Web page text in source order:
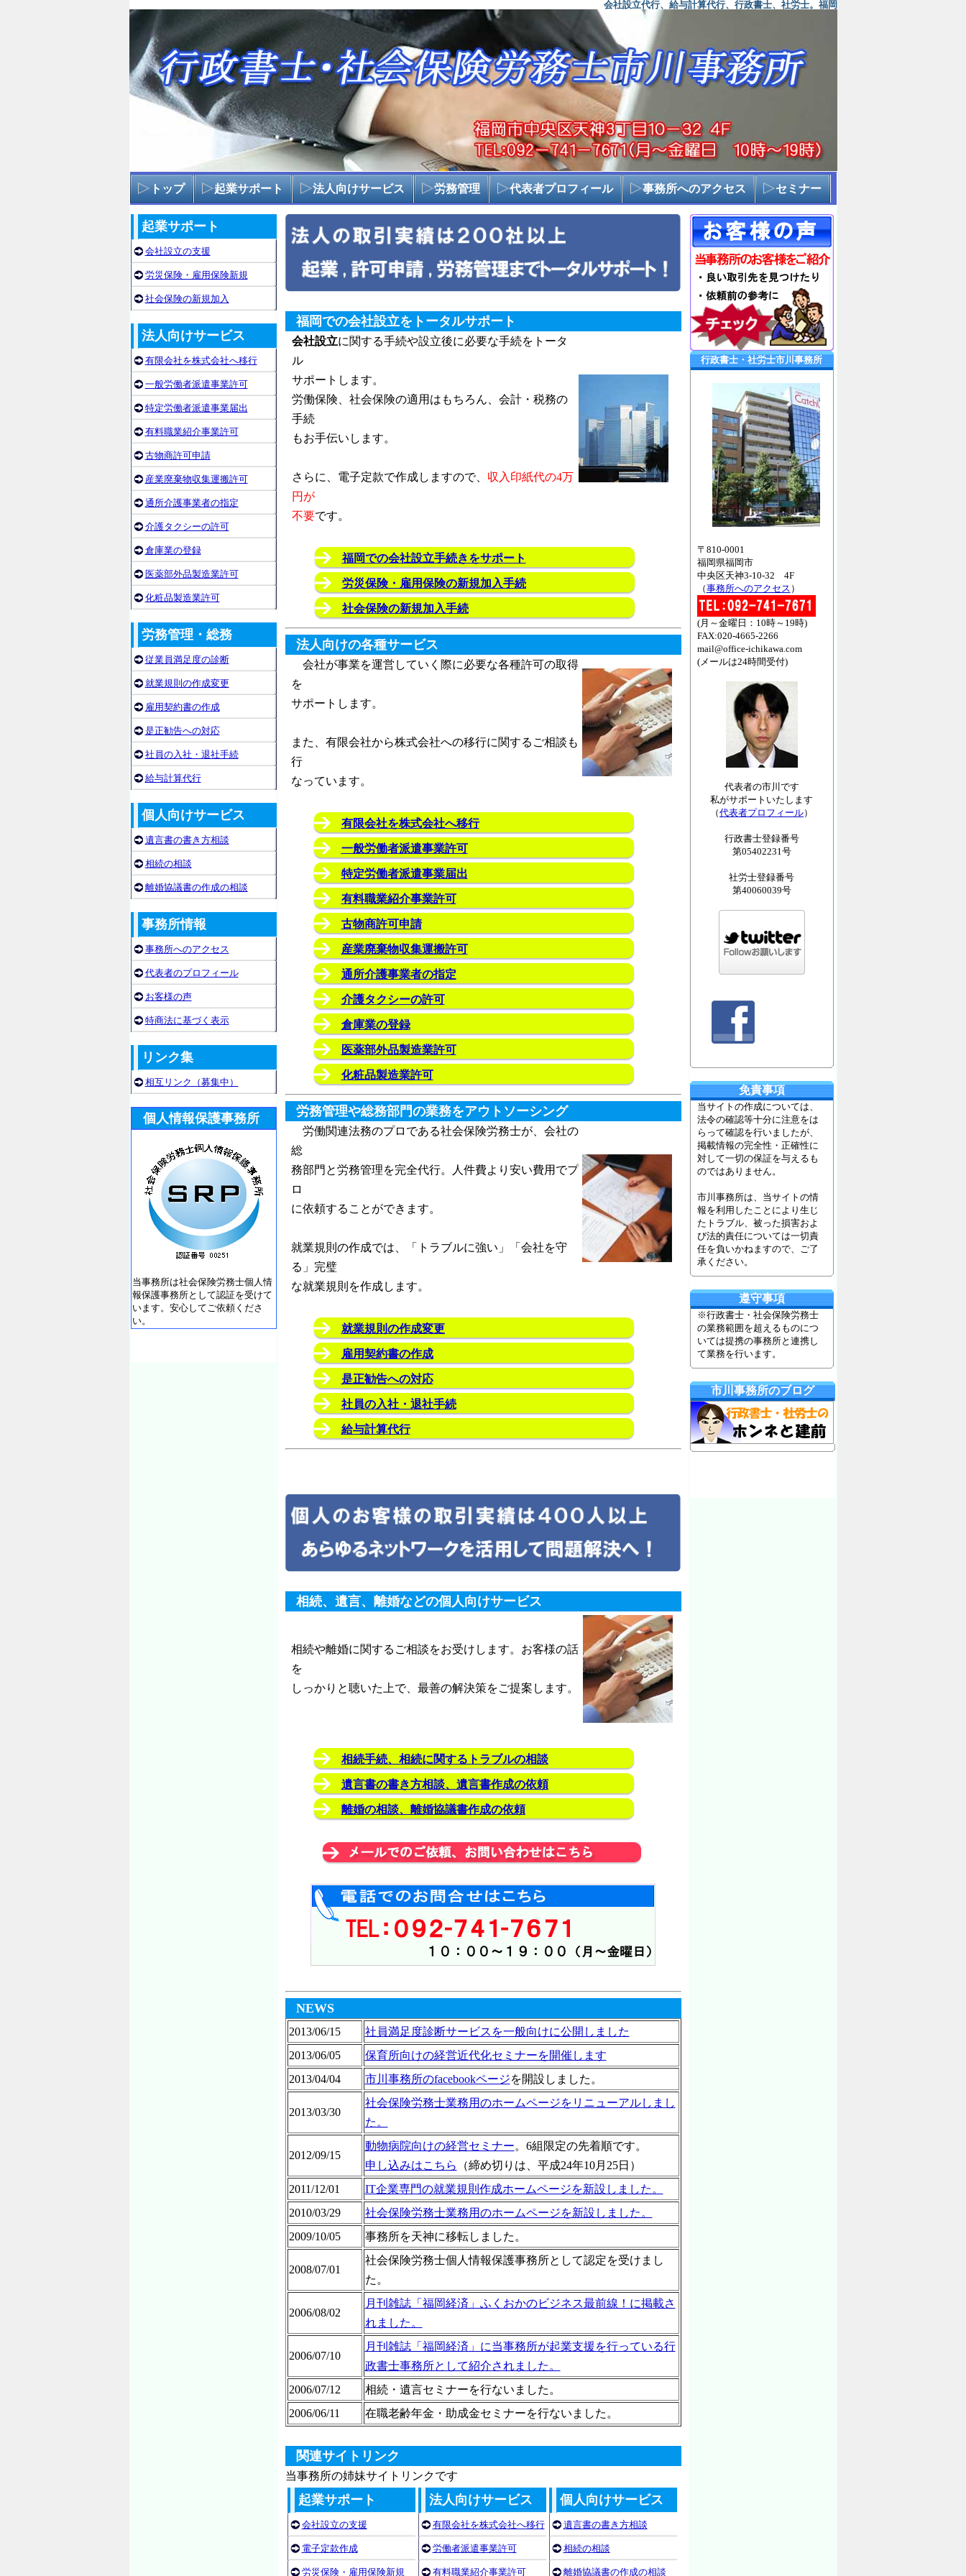
会社設立代行、給与計算代行、行政書士、社労士。福岡
トップ 起業サポート 法人向けサービス 労務管理 代表者プロフィール 事務所へのアクセス セミナー
起業サポート
会社設立の支援
労災保険・雇用保険新規
社会保険の新規加入
法人向けサービス
有限会社を株式会社へ移行
一般労働者派遣事業許可
特定労働者派遣事業届出
有料職業紹介事業許可
古物商許可申請
産業廃棄物収集運搬許可
通所介護事業者の指定
介護タクシーの許可
倉庫業の登録
医薬部外品製造業許可
化粧品製造業許可
労務管理・総務
従業員満足度の診断
就業規則の作成変更
雇用契約書の作成
是正勧告への対応
社員の入社・退社手続
給与計算代行
個人向けサービス
遺言書の書き方相談
相続の相談
離婚協議書の作成の相談
事務所情報
事務所へのアクセス
代表者のプロフィール
お客様の声
特商法に基づく表示
リンク集
相互リンク（募集中）
個人情報保護事務所
当事務所は社会保険労務士個人情
報保護事務所として認証を受けて
います。安心してご依頼くださ
い。
福岡での会社設立をトータルサポート
会社設立に関する手続や設立後に必要な手続をトータ
ル
サポートします。
労働保険、社会保険の適用はもちろん、会計・税務の
手続
もお手伝いします。
さらに、電子定款で作成しますので、 収入印紙代の4万
円が
不要です。
福岡での会社設立手続きをサポート
労災保険・雇用保険の新規加入手続
社会保険の新規加入手続
法人向けの各種サービス
会社が事業を運営していく際に必要な各種許可の取得
を
サポートします。
また、有限会社から株式会社への移行に関するご相談も
行
なっています。
有限会社を株式会社へ移行
一般労働者派遣事業許可
特定労働者派遣事業届出
有料職業紹介事業許可
古物商許可申請
産業廃棄物収集運搬許可
通所介護事業者の指定
介護タクシーの許可
倉庫業の登録
医薬部外品製造業許可
化粧品製造業許可
労務管理や総務部門の業務をアウトソーシング
労働関連法務のプロである社会保険労務士が、会社の
総
務部門と労務管理を完全代行。人件費より安い費用でプ
ロ
に依頼することができます。
就業規則の作成では、「トラブルに強い」「会社を守
る」完璧
な就業規則を作成します。
就業規則の作成変更
雇用契約書の作成
是正勧告への対応
社員の入社・退社手続
給与計算代行
相続、遺言、離婚などの個人向けサービス
相続や離婚に関するご相談をお受けします。お客様の話
を
しっかりと聴いた上で、最善の解決策をご提案します。
相続手続、相続に関するトラブルの相談
遺言書の書き方相談、遺言書作成の依頼
離婚の相談、離婚協議書作成の依頼
NEWS
2013/06/15
社員満足度診断サービスを一般向けに公開しました
2013/06/05
保育所向けの経営近代化セミナーを開催します
2013/04/04
市川事務所のfacebookページを開設しました。
2013/03/30
社会保険労務士業務用のホームページをリニューアルしまし
た。
2012/09/15
動物病院向けの経営セミナー。6組限定の先着順です。
申し込みはこちら （締め切りは、平成24年10月25日）
2011/12/01
IT企業専門の就業規則作成ホームページを新設しました。
2010/03/29
社会保険労務士業務用のホームページを新設しました。
2009/10/05
事務所を天神に移転しました。
2008/07/01
社会保険労務士個人情報保護事務所として認定を受けまし
た。
2006/08/02
月刊雑誌「福岡経済」ふくおかのビジネス最前線！に掲載さ
れました。
2006/07/10
月刊雑誌「福岡経済」に当事務所が起業支援を行っている行
政書士事務所として紹介されました。
2006/07/12
相続・遺言セミナーを行ないました。
2006/06/11
在職老齢年金・助成金セミナーを行ないました。
関連サイトリンク
当事務所の姉妹サイトリンクです
起業サポート
会社設立の支援
電子定款作成
労災保険・雇用保険新規
法人向けサービス
有限会社を株式会社へ移行
労働者派遣事業許可
有料職業紹介事業許可
個人向けサービス
遺言書の書き方相談
相続の相談
離婚協議書の作成の相談
行政書士・社労士市川事務所
〒810-0001
福岡県福岡市
中央区天神3-10-32 4F
（事務所へのアクセス ）
(月～金曜日：10時～19時)
FAX:020-4665-2266
mail@office-ichikawa.com
(メールは24時間受付)
代表者の市川です
私がサポートいたします
（代表者プロフィール）
行政書士登録番号
第05402231号
社労士登録番号
第40060039号
免責事項
当サイトの作成については、
法令の確認等十分に注意をは
らって確認を行いましたが、
掲載情報の完全性・正確性に
対して一切の保証を与えるも
のではありません。
市川事務所は、当サイトの情
報を利用したことにより生じ
たトラブル、被った損害およ
び法的責任については一切責
任を負いかねますので、ご了
承ください。
遵守事項
※行政書士・社会保険労務士
の業務範囲を超えるものにつ
いては提携の事務所と連携し
て業務を行います。
市川事務所のブログ